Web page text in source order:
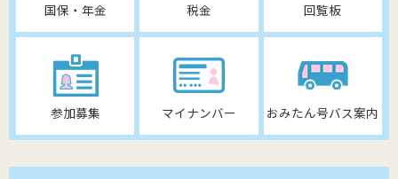
国保・年金 税金 回覧板
参加募集 マイナンバー おみたん号バス案内